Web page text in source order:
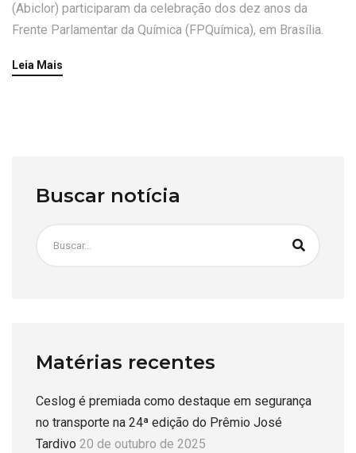
(Abiclor) participaram da celebração dos dez anos da
Frente Parlamentar da Química (FPQuímica), em Brasília.
Leia Mais
Buscar notícia
Matérias recentes
Ceslog é premiada como destaque em segurança
no transporte na 24ª edição do Prêmio José
Tardivo 20 de outubro de 2025